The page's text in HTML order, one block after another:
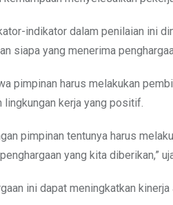
indikator dalam penilaian ini
siapa yang menerima
pimpinan harus melakukan
lingkungan kerja yang positif.
pimpinan tentunya harus
yang kita diberikan,”
ini dapat meningkatkan